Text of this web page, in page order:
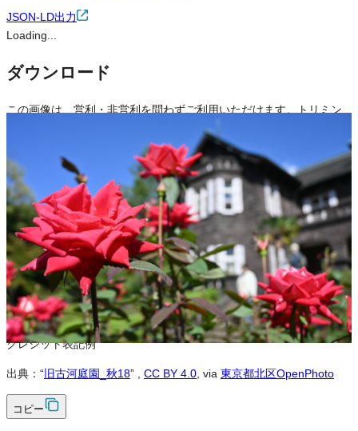
JSON-LD出力
Loading...
ダウンロード
この画像は、営利・非営利を問わずご利用いただけます。トリミン
グ・色変更などの改変も可能です。クレジット表記は必須です。
※本サイトの も適用されます。
営利利用
可
改変
可
クレジット表記
必須
クレジット表記例
出典：“ 旧古河庭園_秋18” CC BY 4.0 , via 東京都北区OpenPhoto
コピー